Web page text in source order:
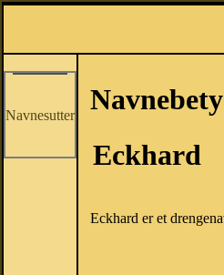
Navnesutter
Eckhard
Eckhard er et